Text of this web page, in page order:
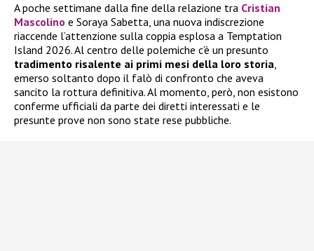
A poche settimane dalla fine della relazione tra Cristian
Mascolino e Soraya Sabetta, una nuova indiscrezione
riaccende l’attenzione sulla coppia esplosa a Temptation
Island 2026. Al centro delle polemiche c’è un presunto
tradimento risalente ai primi mesi della loro storia,
emerso soltanto dopo il falò di confronto che aveva
sancito la rottura definitiva. Al momento, però, non esistono
conferme ufficiali da parte dei diretti interessati e le
presunte prove non sono state rese pubbliche.